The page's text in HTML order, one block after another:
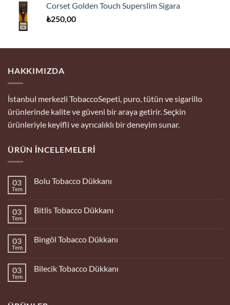
Corset Golden Touch Superslim Sigara
₺250,00
HAKKIMIZDA
İstanbul merkezli TobaccoSepeti, puro, tütün ve sigarillo
ürünlerinde kalite ve güveni bir araya getirir. Seçkin
ürünleriyle keyifli ve ayrıcalıklı bir deneyim sunar.
ÜRÜN İNCELEMELERI
03
Tem
Bolu Tobacco Dükkanı
Tobacco
03
Tem
Bitlis Tobacco Dükkanı
Tobacco
03
Tem
Bingöl Tobacco Dükkanı
Tobacco
03
Tem
Bilecik Tobacco Dükkanı